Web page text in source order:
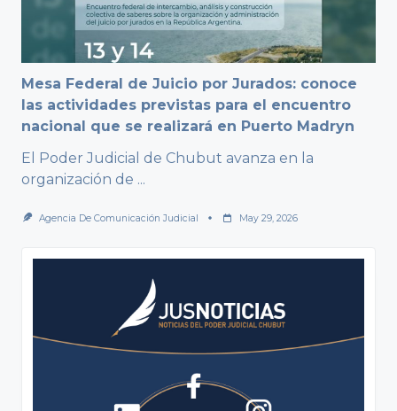
Mesa Federal de Juicio por Jurados: conoce
las actividades previstas para el encuentro
nacional que se realizará en Puerto Madryn
El Poder Judicial de Chubut avanza en la
organización de ...
Agencia De Comunicación Judicial May 29, 2026